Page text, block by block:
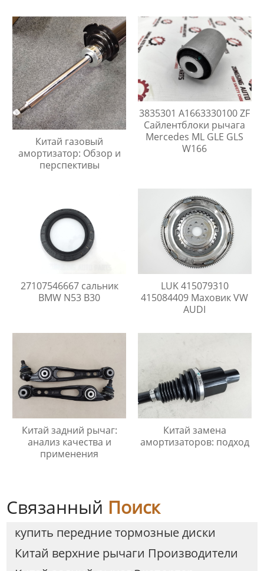
Китай газовый
амортизатор: Обзор и
перспективы
3835301 A1663330100 ZF
Сайлентблоки рычага
Mercedes ML GLE GLS
W166
27107546667 сальник
BMW N53 B30
LUK 415079310
415084409 Маховик VW
AUDI
Китай задний рычаг:
анализ качества и
применения
Китай замена
амортизаторов: подход
Связанный Поиск
купить передние тормозные диски
Китай верхние рычаги Производители